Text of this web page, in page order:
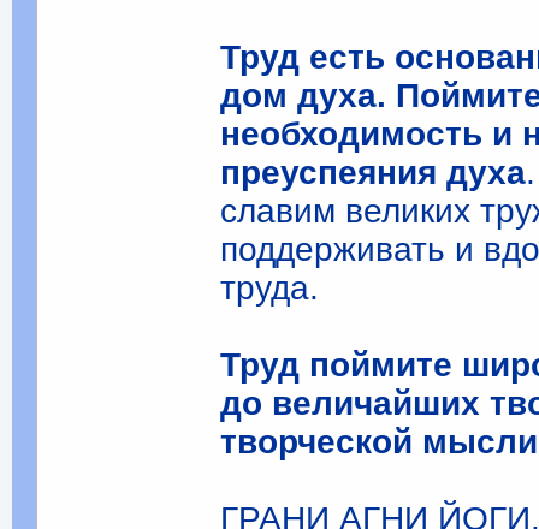
Труд есть
дом духа.
необходимость и
преуспеяния духа
славим великих
поддерживать и
труда.
Труд поймите
до величайших
творческой
ГРАНИ АГНИ ЙОГИ.